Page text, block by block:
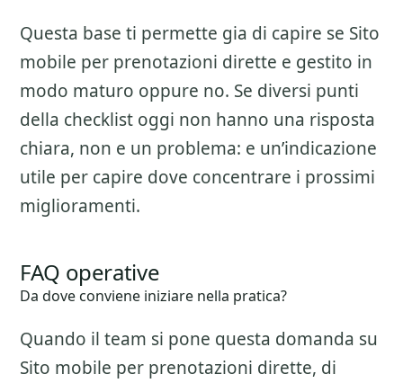
Questa base ti permette gia di capire se Sito
mobile per prenotazioni dirette e gestito in
modo maturo oppure no. Se diversi punti
della checklist oggi non hanno una risposta
chiara, non e un problema: e un’indicazione
utile per capire dove concentrare i prossimi
miglioramenti.
FAQ operative
Da dove conviene iniziare nella pratica?
Quando il team si pone questa domanda su
Sito mobile per prenotazioni dirette, di